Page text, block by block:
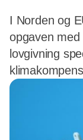
I Norden og
opgaven
lovgivning